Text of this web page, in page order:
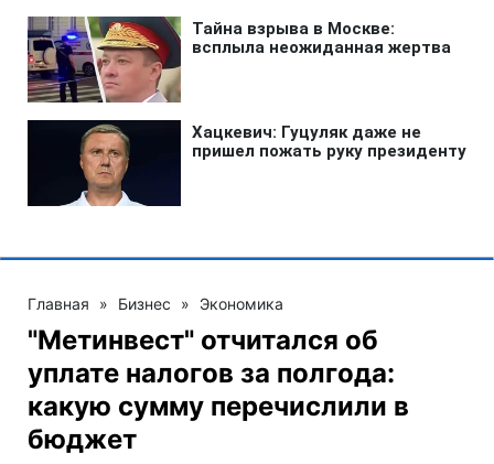
Главная » Бизнес » Экономика
"Метинвест" отчитался об
уплате налогов за полгода:
какую сумму перечислили в
бюджет